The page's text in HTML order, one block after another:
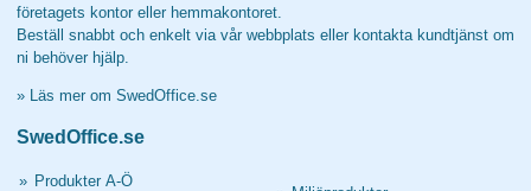
företagets kontor eller hemmakontoret.
Beställ snabbt och enkelt via vår webbplats eller kontakta kundtjänst om
ni behöver hjälp.
» Läs mer om SwedOffice.se
SwedOffice.se
» Produkter A-Ö